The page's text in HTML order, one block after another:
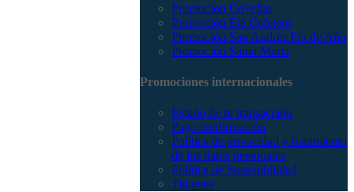
Promocion Coveñas
Promoción Eje Cafetero
Promoción San Andrés Fin de Año
Promoción Santa Marta
Promociones internacionales
Estado de tu transacción
Pago confirmación
Política de privacidad y tratamiento
de los datos personales
Política de Sostenibilidad
Tiquetes